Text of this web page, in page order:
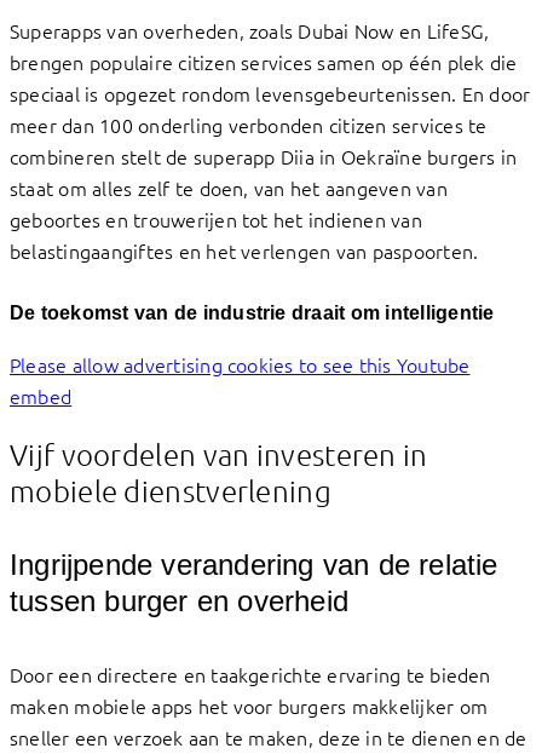
Superapps van overheden, zoals Dubai Now en LifeSG,
brengen populaire citizen services samen op één plek die
speciaal is opgezet rondom levensgebeurtenissen. En door
meer dan 100 onderling verbonden citizen services te
combineren stelt de superapp Diia in Oekraïne burgers in
staat om alles zelf te doen, van het aangeven van
geboortes en trouwerijen tot het indienen van
belastingaangiftes en het verlengen van paspoorten.
De toekomst van de industrie draait om intelligentie
Please allow advertising cookies to see this Youtube
embed
Vijf voordelen van investeren in
mobiele dienstverlening
Ingrijpende verandering van de relatie
tussen burger en overheid
Door een directere en taakgerichte ervaring te bieden
maken mobiele apps het voor burgers makkelijker om
sneller een verzoek aan te maken, deze in te dienen en de